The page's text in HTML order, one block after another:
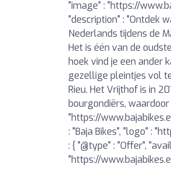
"image" : "https://
"description" : "Ontdek
Nederlands tijdens de
Het is één van de
hoek vind je een ander
gezellige pleintjes vol
Rieu. Het Vrijthof is in
bourgondiërs,
"https://
: "Baja Bikes", "logo" :
: { "@type" : "Offer",
"https://